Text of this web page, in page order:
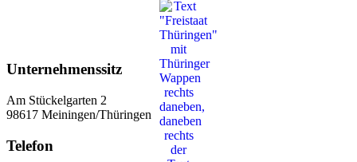
Unternehmenssitz
Am Stückelgarten 2
98617 Meiningen/Thüringen
Telefon